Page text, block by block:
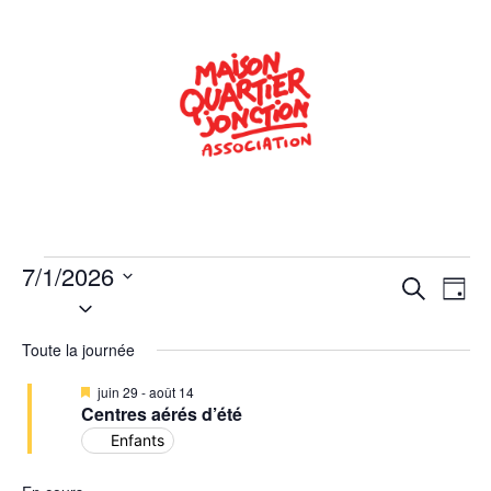
Recherche
Jour
7/1/2026
Sélectionnez
Toute la journée
Centres aérés d’été
Mis
en
avant
juin 29 -août 14
Enfants